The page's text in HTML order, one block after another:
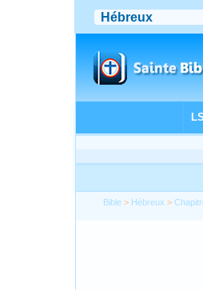
Bible > Hébreux >